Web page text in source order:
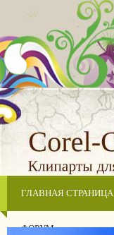
ГЛАВНАЯ СТРАНИЦА
ФОРУМ